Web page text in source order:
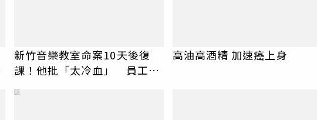
新竹音樂教室命案10天後復
課！他批「太冷血」 員工怒
高油高酒精 加速癌上身
PR